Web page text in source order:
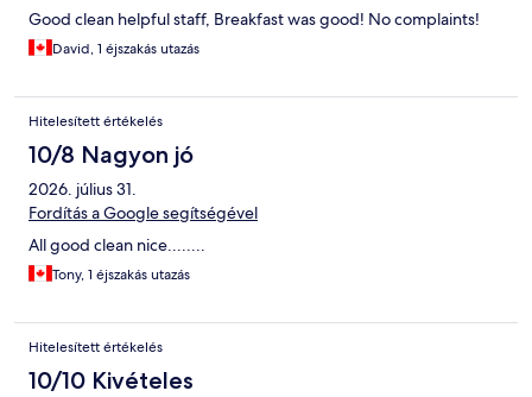
Good clean helpful staff, Breakfast was good! No complaints!
David, 1 éjszakás utazás
Hitelesített értékelés
10/8 Nagyon jó
2026. július 31.
Fordítás a Google segítségével
All good clean nice........
Tony, 1 éjszakás utazás
Hitelesített értékelés
10/10 Kivételes